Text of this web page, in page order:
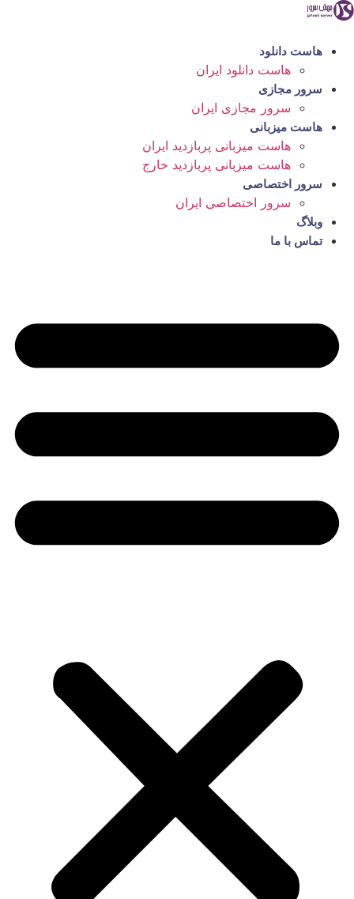
پرش
محتوا
هاست دانلود
هاست دانلود ایران
سرور مجازی
سرور مجازی ایران
هاست میزبانی
هاست میزبانی پربازدید ایران
هاست میزبانی پربازدید خارج
سرور اختصاصی
سرور اختصاصی ایران
وبلاگ
تماس با ما